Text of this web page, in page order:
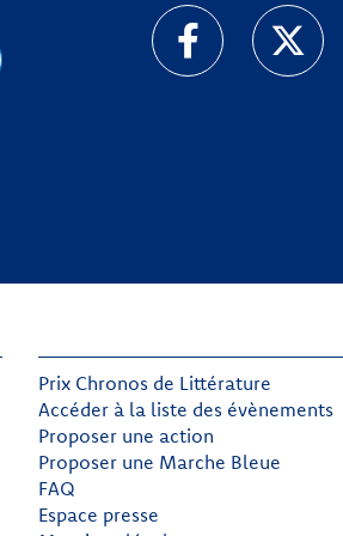
Prix Chronos de Littérature
Accéder à la liste des évènements
Proposer une action
Proposer une Marche Bleue
FAQ
Espace presse